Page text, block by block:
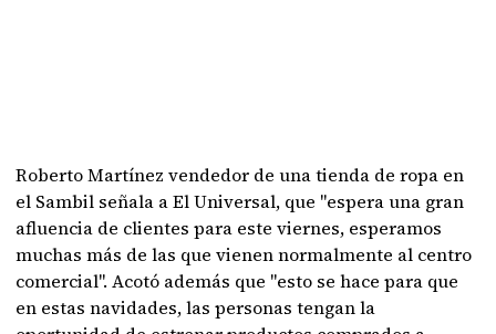
Roberto Martínez vendedor de una tienda de ropa en
el Sambil señala a El Universal, que "espera una gran
afluencia de clientes para este viernes, esperamos
muchas más de las que vienen normalmente al centro
comercial". Acotó además que "esto se hace para que
en estas navidades, las personas tengan la